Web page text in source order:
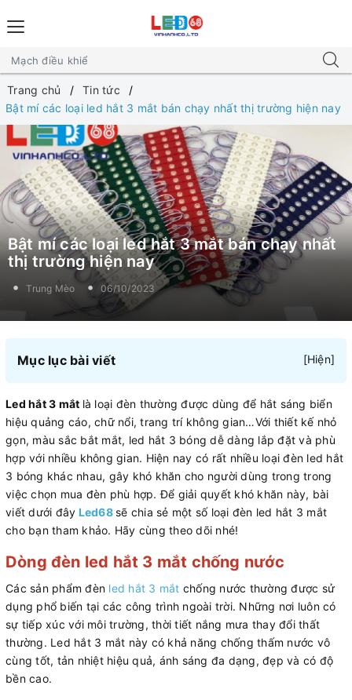
Trang chủ
Tin tức
Bật mí các loại led hắt 3 mắt bán chạy nhất thị trường hiện nay
Bật mí các loại led hắt 3 mắt bán chạy nhất
thị trường hiện nay
Trung Mèo 06/10/2023
Mục lục bài viết [Hiện]
Led hắt 3 mắt là loại đèn thường được dùng để hắt sáng biển
hiệu quảng cáo, chữ nổi, trang trí không gian…Với thiết kế nhỏ
gọn, màu sắc bắt mắt, led hắt 3 bóng dễ dàng lắp đặt và phù
hợp với nhiều không gian. Hiện nay có rất nhiều loại đèn led hắt
3 bóng khác nhau, gây khó khăn cho người dùng trong trong
việc chọn mua đèn phù hợp. Để giải quyết khó khăn này, bài
viết dưới đây Led68 sẽ chia sẻ một số loại đèn led hắt 3 mắt
cho bạn tham khảo. Hãy cùng theo dõi nhé!
Dòng đèn led hắt 3 mắt chống nước
Các sản phẩm đèn led hắt 3 mắt chống nước thường được sử
dụng phổ biến tại các công trình ngoài trời. Những nơi luôn có
sự tiếp xúc với môi trường, thời tiết nắng mưa thay đổi thất
thường. Led hắt 3 mắt này có khả năng chống thấm nước vô
cùng tốt, tản nhiệt hiệu quả, ánh sáng đa dạng, đẹp và có độ
bền cao.